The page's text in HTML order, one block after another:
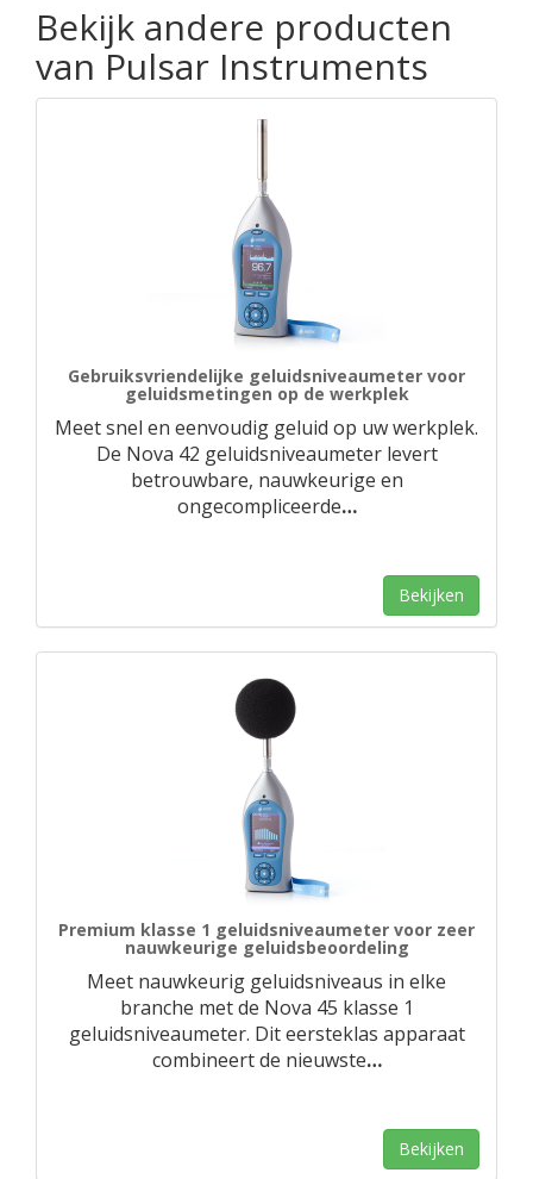
Bekijk andere producten
van Pulsar Instruments
Gebruiksvriendelijke geluidsniveaumeter voor
geluidsmetingen op de werkplek
Meet snel en eenvoudig geluid op uw werkplek.
De Nova 42 geluidsniveaumeter levert
betrouwbare, nauwkeurige en
ongecompliceerde…
Bekijken
Premium klasse 1 geluidsniveaumeter voor zeer
nauwkeurige geluidsbeoordeling
Meet nauwkeurig geluidsniveaus in elke
branche met de Nova 45 klasse 1
geluidsniveaumeter. Dit eersteklas apparaat
combineert de nieuwste…
Bekijken